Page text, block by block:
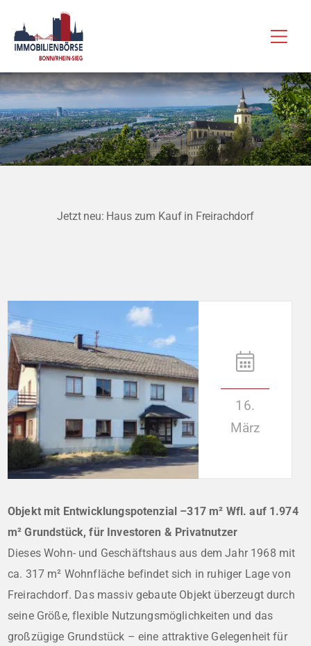
Inhalt
springen
Jetzt neu: Haus zum Kauf in Freirachdorf
16.
März
Objekt mit Entwicklungspotenzial –317 m² Wfl. auf 1.974
m² Grundstück, für Investoren & Privatnutzer
Dieses Wohn- und Geschäftshaus aus dem Jahr 1968 mit
ca. 317 m² Wohnfläche befindet sich in ruhiger Lage von
Freirachdorf. Das massiv gebaute Objekt überzeugt durch
seine Größe, flexible Nutzungsmöglichkeiten und das
großzügige Grundstück – eine attraktive Gelegenheit für